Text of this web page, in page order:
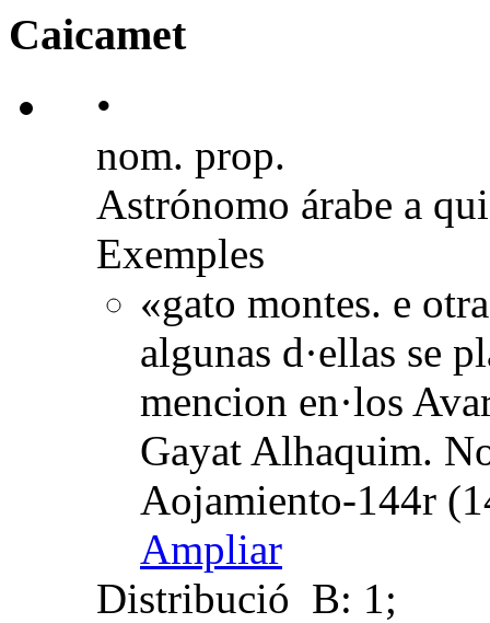
Caicamet
•
nom. prop.
Astrónomo árabe a
Exemples
«gato montes. e
algunas d·ellas se
mencion en·los
Gayat Alhaquim.
Aojamiento-144r
Ampliar
Distribució B: 1;